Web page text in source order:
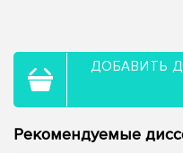
ДОБАВИТЬ
Рекомендуемые